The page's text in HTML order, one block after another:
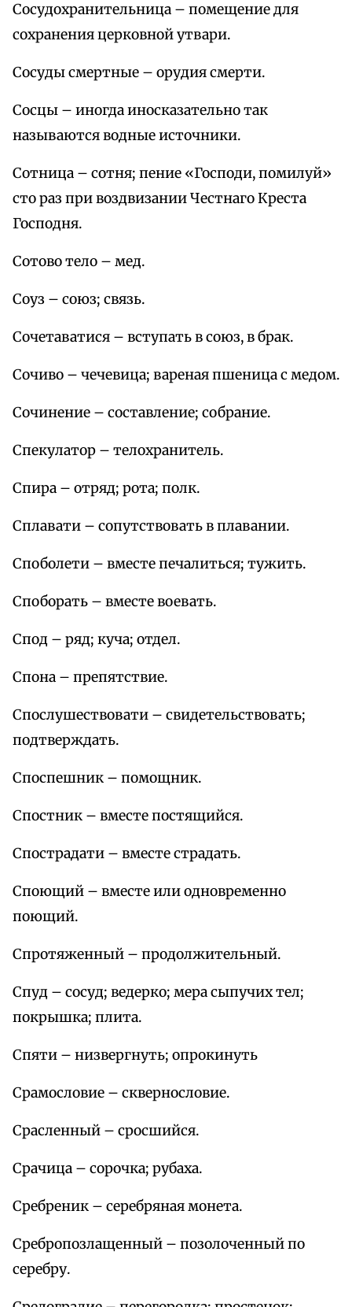
Сосудохранительница – помещение для
сохранения церковной утвари.
Сосуды смертные – орудия смерти.
Сосцы – иногда иносказательно так
называются водные источники.
Сотница – сотня; пение «Господи, помилуй»
сто раз при воздвизании Честнаго Креста
Господня.
Сотово тело – мед.
Соуз – союз; связь.
Сочетаватися – вступать в союз, в брак.
Сочиво – чечевица; вареная пшеница с медом.
Сочинение – составление; собрание.
Спекулатор – телохранитель.
Спира – отряд; рота; полк.
Сплавати – сопутствовать в плавании.
Споболети – вместе печалиться; тужить.
Споборать – вместе воевать.
Спод – ряд; куча; отдел.
Спона – препятствие.
Спослушествовати – свидетельствовать;
подтверждать.
Споспешник – помощник.
Спостник – вместе постящийся.
Спострадати – вместе страдать.
Споющий – вместе или одновременно
поющий.
Спротяженный – продолжительный.
Спуд – сосуд; ведерко; мера сыпучих тел;
покрышка; плита.
Спяти – низвергнуть; опрокинуть
Срамословие – сквернословие.
Срасленный – сросшийся.
Срачица – сорочка; рубаха.
Сребреник – серебряная монета.
Сребропозлащенный – позолоченный по
серебру.